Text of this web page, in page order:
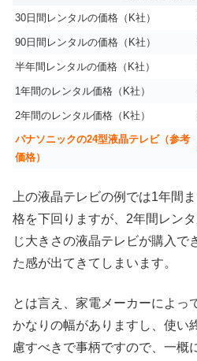
30日間レンタルの価格（K社）
90日間レンタルの価格（K社）
半年間レンタルの価格（K社）
1年間のレンタル価格（K社）
2年間のレンタル価格（K社）
パナソニックの24型液晶テレビ（参考
価格）
上の液晶テレビの例では1年間
格を下回りますが、2年間レン
じ大きさの液晶テレビが購入で
た感が出てきてしまいます。
とは言え、家電メーカーによっ
かなりの幅がありますし、使い
慮すべきで事柄ですので、一概